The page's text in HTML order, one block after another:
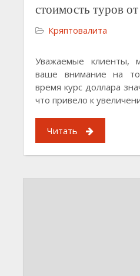
стоимость туров
Кряптовалита
Уважаемые клиенты,
ваше внимание на
время курс доллара
что привело к
Читать